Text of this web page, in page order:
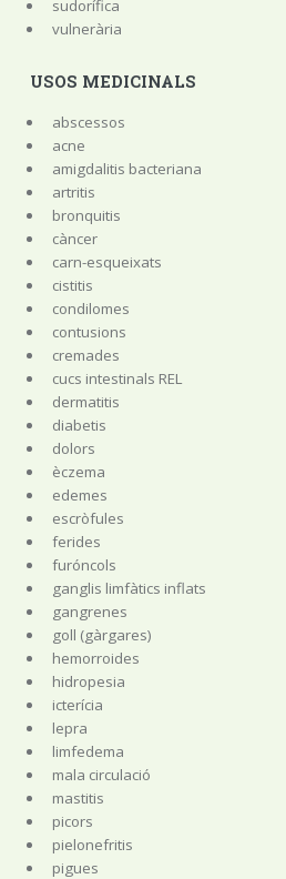
sudorífica
vulnerària
USOS MEDICINALS
abscessos
acne
amigdalitis bacteriana
artritis
bronquitis
càncer
carn-esqueixats
cistitis
condilomes
contusions
cremades
cucs intestinals REL
dermatitis
diabetis
dolors
èczema
edemes
escròfules
ferides
furóncols
ganglis limfàtics inflats
gangrenes
goll (gàrgares)
hemorroides
hidropesia
icterícia
lepra
limfedema
mala circulació
mastitis
picors
pielonefritis
pigues